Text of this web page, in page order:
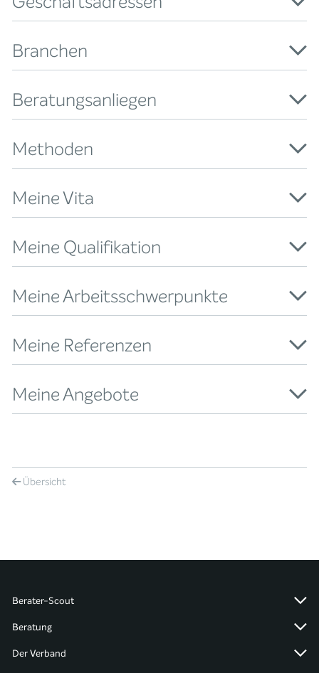
Branchen
Beratungsanliegen
Methoden
Meine Vita
Meine Qualifikation
Meine Arbeitsschwerpunkte
Meine Referenzen
Meine Angebote
Übersicht
Berater-Scout
Beratung
Der Verband